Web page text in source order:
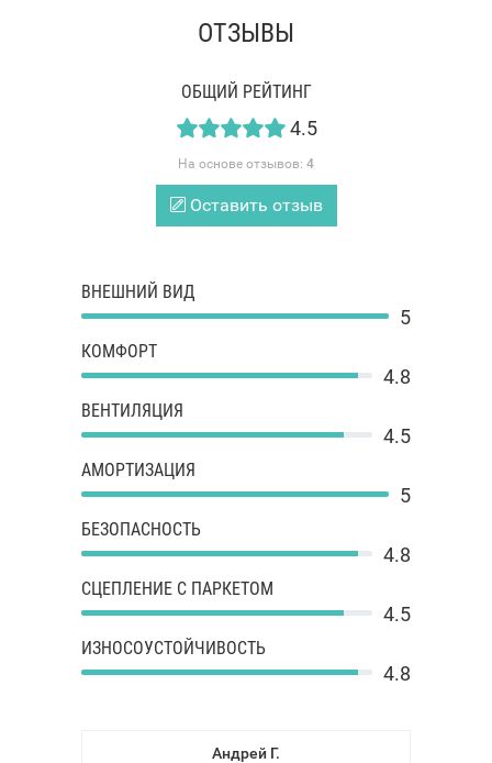
ОТЗЫВЫ
ОБЩИЙ РЕЙТИНГ
4.5
На основе отзывов: 4
Оставить отзыв
ВНЕШНИЙ ВИД
5
КОМФОРТ
4.8
ВЕНТИЛЯЦИЯ
4.5
АМОРТИЗАЦИЯ
5
БЕЗОПАСНОСТЬ
4.8
СЦЕПЛЕНИЕ С ПАРКЕТОМ
4.5
ИЗНОСОУСТОЙЧИВОСТЬ
4.8
Андрей Г.